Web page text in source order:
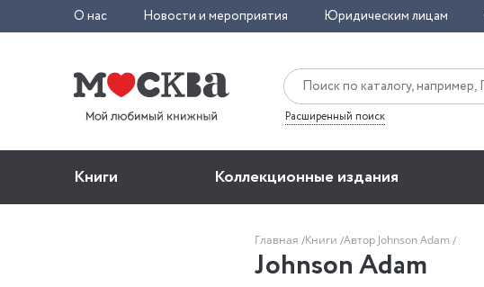
О нас Новости и мероприятия Юридическим лицам
Расширенный поиск
Книги Коллекционные издания
Главная Книги Автор Johnson Adam
Johnson Adam